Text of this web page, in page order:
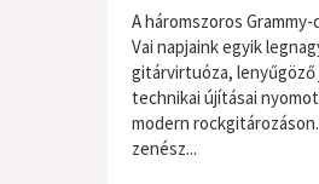
A háromszoros
Vai napjaink egyik
gitárvirtuóza, lenyűgöző
technikai újításai
modern
zenész...